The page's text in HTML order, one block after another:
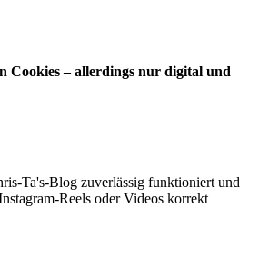
Cookies – allerdings nur digital und
Ta's-Blog zuverlässig funktioniert und
Reels oder Videos korrekt